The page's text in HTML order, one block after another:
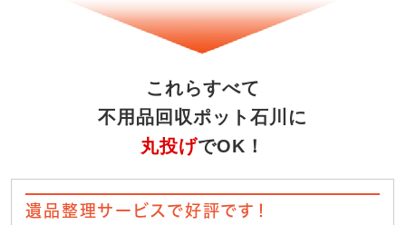
これらすべて
不用品回収ポット石川に
丸投げでOK！
遺品整理サービスで好評です！